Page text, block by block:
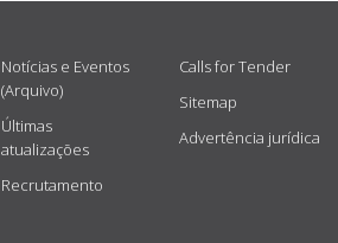
Notícias e Eventos
(Arquivo)
Últimas
atualizações
Recrutamento
Calls for Tender
Sitemap
Advertência jurídica